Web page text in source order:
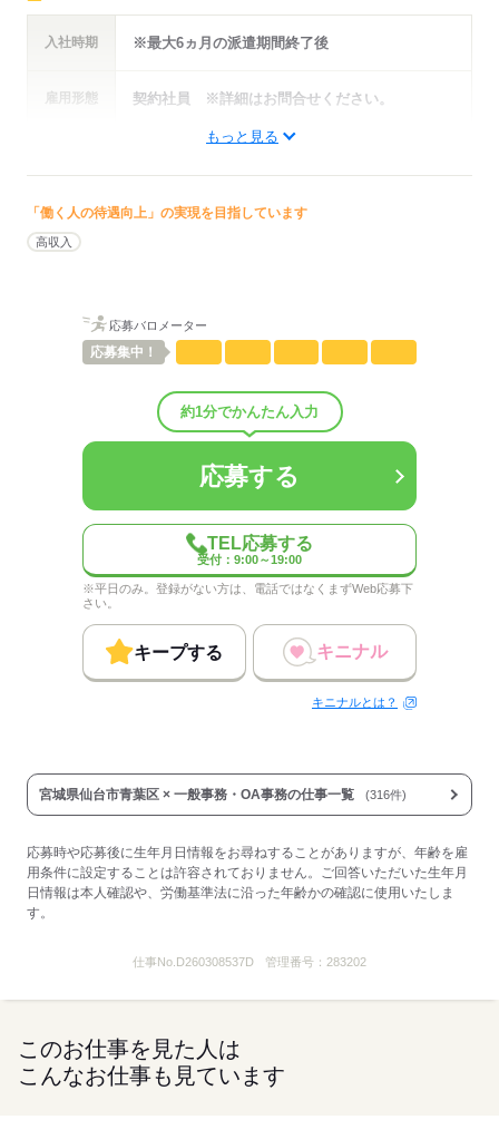
事業内容その他サ‐ビス
入社時期 ※最大6ヵ月の派遣期間終了後
雇用形態 契約社員 ※詳細はお問合せください。
給与例
もっと見る
「働く人の待遇向上」の実現を目指しています
高収入
応募バロメーター
応募集中！
約1分でかんたん入力
応募する
TEL応募する
受付：9:00～19:00
※平日のみ。登録がない方は、電話ではなくまずWeb応募下
さい。
キープする キニナル
キニナルとは？
宮城県仙台市青葉区 × 一般事務・OA事務の仕事一覧 (316件)
応募時や応募後に生年月日情報をお尋ねすることがありますが、年齢を雇
用条件に設定することは許容されておりません。ご回答いただいた生年月
日情報は本人確認や、労働基準法に沿った年齢かの確認に使用いたしま
す。
仕事No. D260308537D 管理番号： 283202
このお仕事を見た人は
こんなお仕事も見ています